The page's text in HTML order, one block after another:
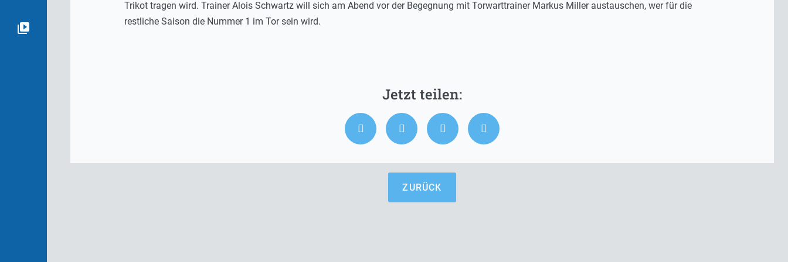
Trikot tragen wird. Trainer Alois Schwartz will sich am Abend vor der Begegnung mit Torwarttrainer Markus Miller austauschen, wer für die
restliche Saison die Nummer 1 im Tor sein wird.
ZURÜCK